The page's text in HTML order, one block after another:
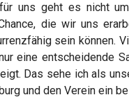
uns geht es nicht
die wir uns
sein können.
eine entscheidende
Das sehe ich als
und den Verein ein